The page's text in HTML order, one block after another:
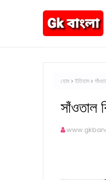
হোম ইতিহাস
সাঁওতাল